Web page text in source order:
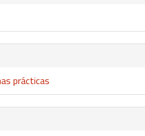
prácticas